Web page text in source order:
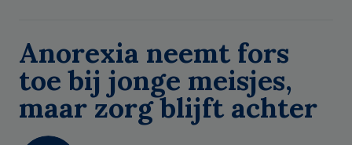
Anorexia neemt fors
toe bij jonge meisjes,
maar zorg blijft achter